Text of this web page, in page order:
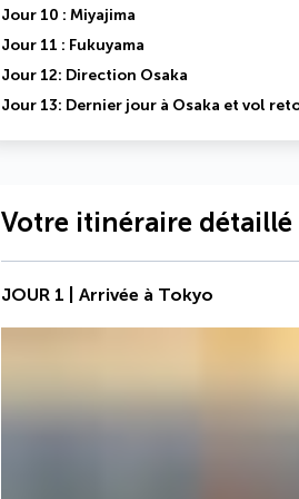
Jour 10 : Miyajima
Jour 11 : Fukuyama
Jour 12: Direction Osaka
Jour 13: Dernier jour à Osaka et vol
Votre itinéraire détaillé
JOUR 1 | Arrivée à Tokyo